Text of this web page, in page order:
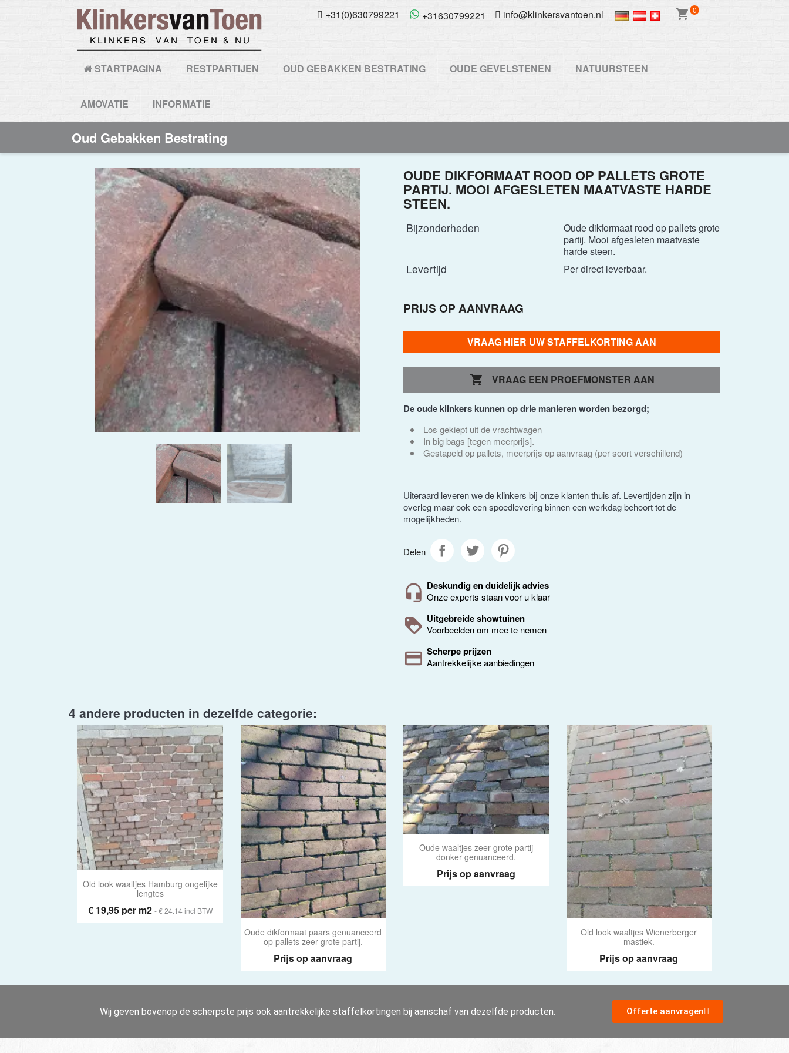
+31(0)630799221 +31630799221 info@klinkersvantoen.nl shopping_cart 0
STARTPAGINA RESTPARTIJEN OUD GEBAKKEN BESTRATING OUDE GEVELSTENEN NATUURSTEEN
AMOVATIE INFORMATIE
Oud Gebakken Bestrating
OUDE DIKFORMAAT ROOD OP PALLETS GROTE
PARTIJ. MOOI AFGESLETEN MAATVASTE HARDE
STEEN.
Bijzonderheden
Oude dikformaat rood op pallets grote
partij. Mooi afgesleten maatvaste
harde steen.
Levertijd Per direct leverbaar.
PRIJS OP AANVRAAG
VRAAG HIER UW STAFFELKORTING AAN
 VRAAG EEN PROEFMONSTER AAN
De oude klinkers kunnen op drie manieren worden bezorgd;
Los gekiept uit de vrachtwagen
In big bags [tegen meerprijs].
Gestapeld op pallets, meerprijs op aanvraag (per soort verschillend)
Uiteraard leveren we de klinkers bij onze klanten thuis af. Levertijden zijn in
overleg maar ook een spoedlevering binnen een werkdag behoort tot de
mogelijkheden.
Delen
Deskundig en duidelijk advies
Onze experts staan voor u klaar
Uitgebreide showtuinen
Voorbeelden om mee te nemen
Scherpe prijzen
Aantrekkelijke aanbiedingen
4 andere producten in dezelfde categorie:
Old look waaltjes Hamburg ongelijke
lengtes
€ 19,95 per m2 - € 24.14 incl BTW
Oude dikformaat paars genuanceerd
op pallets zeer grote partij.
Prijs op aanvraag
Oude waaltjes zeer grote partij
donker genuanceerd.
Prijs op aanvraag
Old look waaltjes Wienerberger
mastiek.
Prijs op aanvraag
Wij geven bovenop de scherpste prijs ook aantrekkelijke staffelkortingen bij aanschaf van dezelfde producten. Offerte aanvragen